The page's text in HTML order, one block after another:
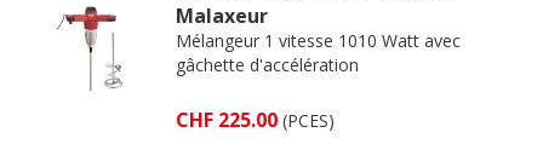
Malaxeur
Mélangeur 1 vitesse 1010 Watt avec
gâchette d'accélération
CHF 225.00 (PCES)